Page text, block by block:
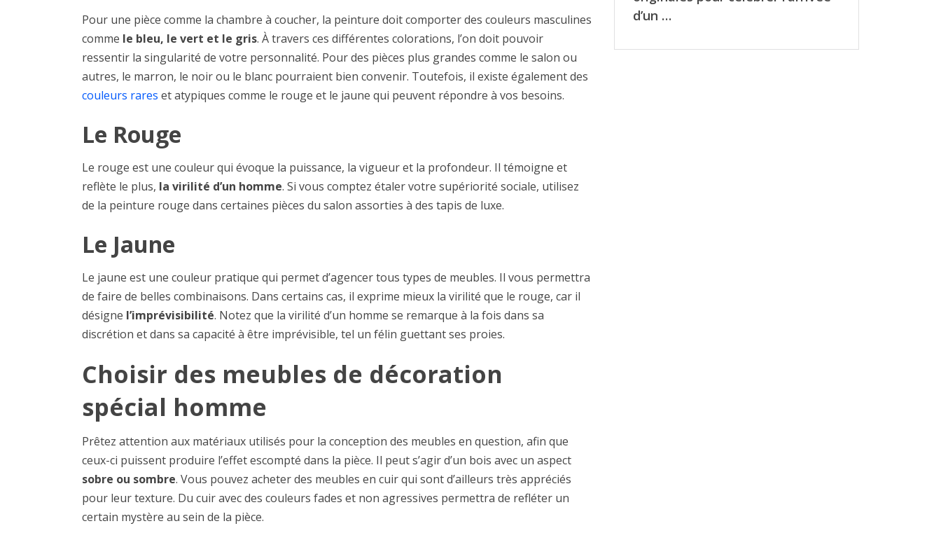
Pour une pièce comme la chambre à coucher, la peinture doit comporter des couleurs masculines
comme le bleu, le vert et le gris. À travers ces différentes colorations, l’on doit pouvoir
ressentir la singularité de votre personnalité. Pour des pièces plus grandes comme le salon ou
autres, le marron, le noir ou le blanc pourraient bien convenir. Toutefois, il existe également des
couleurs rares et atypiques comme le rouge et le jaune qui peuvent répondre à vos besoins.
Le Rouge
Le rouge est une couleur qui évoque la puissance, la vigueur et la profondeur. Il témoigne et
reflète le plus, la virilité d’un homme. Si vous comptez étaler votre supériorité sociale, utilisez
de la peinture rouge dans certaines pièces du salon assorties à des tapis de luxe.
Le Jaune
Le jaune est une couleur pratique qui permet d’agencer tous types de meubles. Il vous permettra
de faire de belles combinaisons. Dans certains cas, il exprime mieux la virilité que le rouge, car il
désigne l’imprévisibilité. Notez que la virilité d’un homme se remarque à la fois dans sa
discrétion et dans sa capacité à être imprévisible, tel un félin guettant ses proies.
Choisir des meubles de décoration
spécial homme
Prêtez attention aux matériaux utilisés pour la conception des meubles en question, afin que
ceux-ci puissent produire l’effet escompté dans la pièce. Il peut s’agir d’un bois avec un aspect
sobre ou sombre. Vous pouvez acheter des meubles en cuir qui sont d’ailleurs très appréciés
pour leur texture. Du cuir avec des couleurs fades et non agressives permettra de refléter un
certain mystère au sein de la pièce.
d’un …